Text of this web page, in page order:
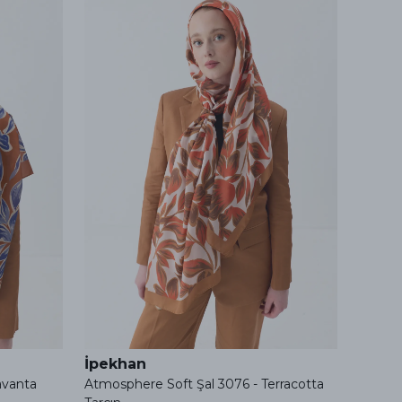
İpekhan
Atmosphere Soft Şal 3076 - Terracotta